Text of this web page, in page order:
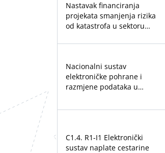
Nastavak financiranja
projekata smanjenja rizika
od katastrofa u sektoru
Nacionalni sustav
elektroničke pohrane i
razmjene podataka u
C1.4. R1-I1 Elektronički
sustav naplate cestarine